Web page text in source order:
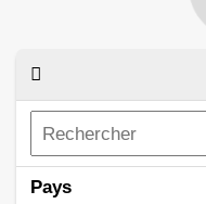
Pays